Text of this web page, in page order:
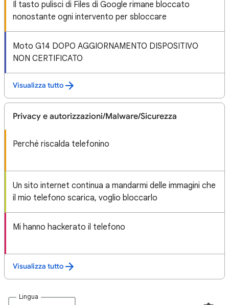
Il tasto pulisci di Files di Google rimane bloccato
nonostante ogni intervento per sbloccare
Moto G14 DOPO AGGIORNAMENTO DISPOSITIVO
NON CERTIFICATO
Visualizza tutto
Privacy e autorizzazioni/Malware/Sicurezza
Perché riscalda telefonino
Un sito internet continua a mandarmi delle immagini che
il mio telefono scarica, voglio bloccarlo
Mi hanno hackerato il telefono
Visualizza tutto
Lingua